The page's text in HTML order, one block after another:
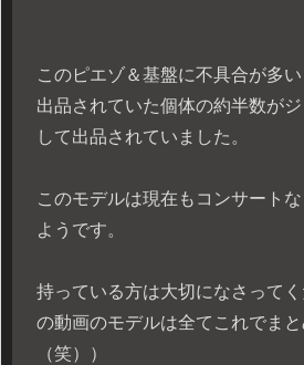
このピエゾ＆基盤に不具合が多
出品されていた個体の約半数が
して出品されていました。
このモデルは現在もコンサート
ようです。
持っている方は大切になさって
の動画のモデルは全てこれでま
（笑））